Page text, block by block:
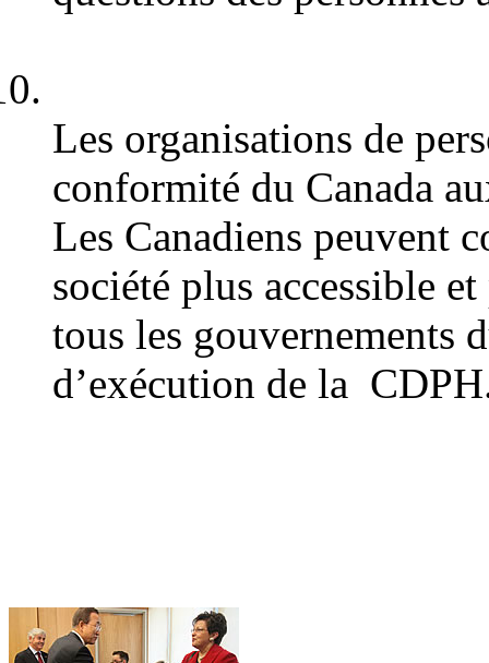
Les organisations de
conformité du Canada
Les Canadiens peuvent
société plus accessible
tous les gouvernements
d’exécution de la